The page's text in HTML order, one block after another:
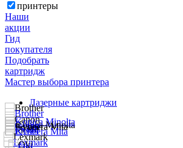
принтеры
Наши
акции
Гид
покупателя
Подобрать
картридж
Мастер выбора принтера
Лазерные картриджи